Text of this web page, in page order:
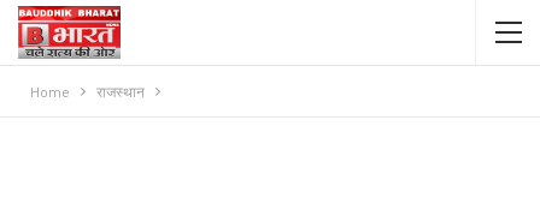
Home राजस्थान